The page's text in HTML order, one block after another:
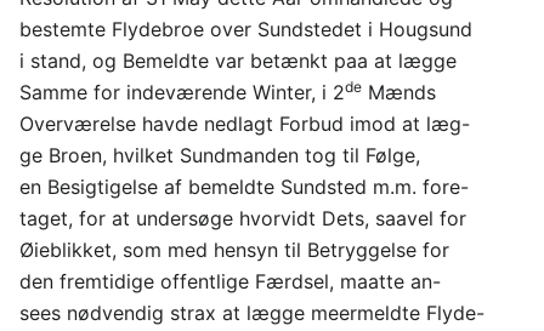
bestemte Flydebroe over Sundstedet i Hougsund
i stand, og Bemeldte var betænkt paa at lægge
Samme for indeværende Winter, i 2de Mænds
Overværelse havde nedlagt Forbud imod at læg-
ge Broen, hvilket Sundmanden tog til Følge,
en Besigtigelse af bemeldte Sundsted m.m. fore-
taget, for at undersøge hvorvidt Dets, saavel for
Øieblikket, som med hensyn til Betryggelse for
den fremtidige offentlige Færdsel, maatte an-
sees nødvendig strax at lægge meermeldte Flyde-